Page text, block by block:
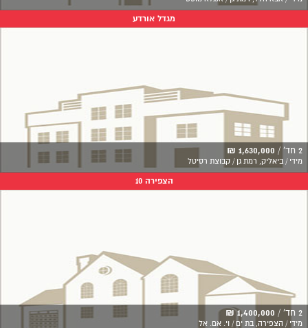
מגדל אורדע
2 חד' / 1,630,000 ₪
מידי / ביאליק, רמת גן / קבוצת רסיטל
הצפירה 10
2 חד' / 1,400,000 ₪
מידי / הצפירה, בת ים / וי. אם. אל